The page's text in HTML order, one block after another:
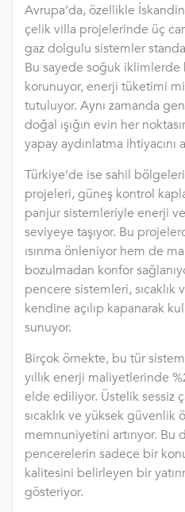
Avrupa’da, özellikle
çelik villa projelerinde üç
gaz dolgulu sistemler
Bu sayede soğuk iklimlerde
korunuyor, enerji tüketimi
tutuluyor. Aynı zamanda
doğal ışığın evin her
yapay aydınlatma ihtiyacını
Türkiye’de ise sahil
projeleri, güneş kontrol
panjur sistemleriyle enerji
seviyeye taşıyor. Bu
ısınma önleniyor hem de
bozulmadan konfor
pencere sistemleri, sıcaklık
kendine açılıp kapanarak
sunuyor.
Birçok örnekte, bu tür
yıllık enerji maliyetlerinde
elde ediliyor. Üstelik sessiz
sıcaklık ve yüksek güvenlik
memnuniyetini artırıyor. Bu
pencerelerin sadece bir
kalitesini belirleyen bir
gösteriyor.